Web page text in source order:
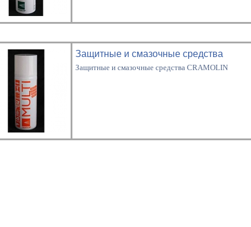
Защитные и смазочные средства
Защитные и смазочные средства CRAMOLIN